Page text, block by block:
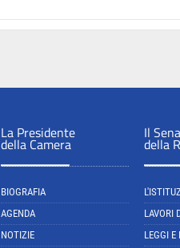
La Presidente
della Camera
BIOGRAFIA
AGENDA
NOTIZIE
Il
della
LAVORI
LEGGI E